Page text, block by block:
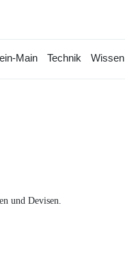
Main Technik Wissen
und Devisen.